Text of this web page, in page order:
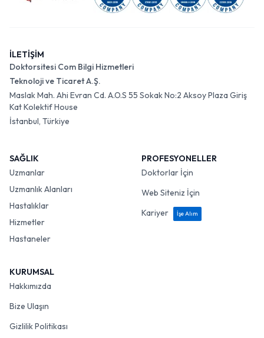
İLETİŞİM
Doktorsitesi Com Bilgi Hizmetleri
Teknoloji ve Ticaret A.Ş.
Maslak Mah. Ahi Evran Cd. A.O.S 55 Sokak No:2 Aksoy Plaza Giriş
Kat Kolektif House
İstanbul, Türkiye
SAĞLIK
Uzmanlar
Uzmanlık Alanları
Hastalıklar
Hizmetler
Hastaneler
PROFESYONELLER
Doktorlar İçin
Web Siteniz İçin
Kariyer
İşe Alım
KURUMSAL
Hakkımızda
Bize Ulaşın
Gizlilik Politikası